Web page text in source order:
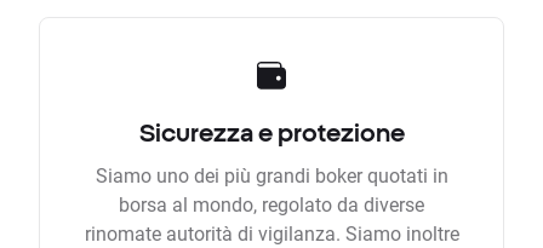
Sicurezza e protezione
Siamo uno dei più grandi boker quotati in
borsa al mondo, regolato da diverse
rinomate autorità di vigilanza. Siamo inoltre